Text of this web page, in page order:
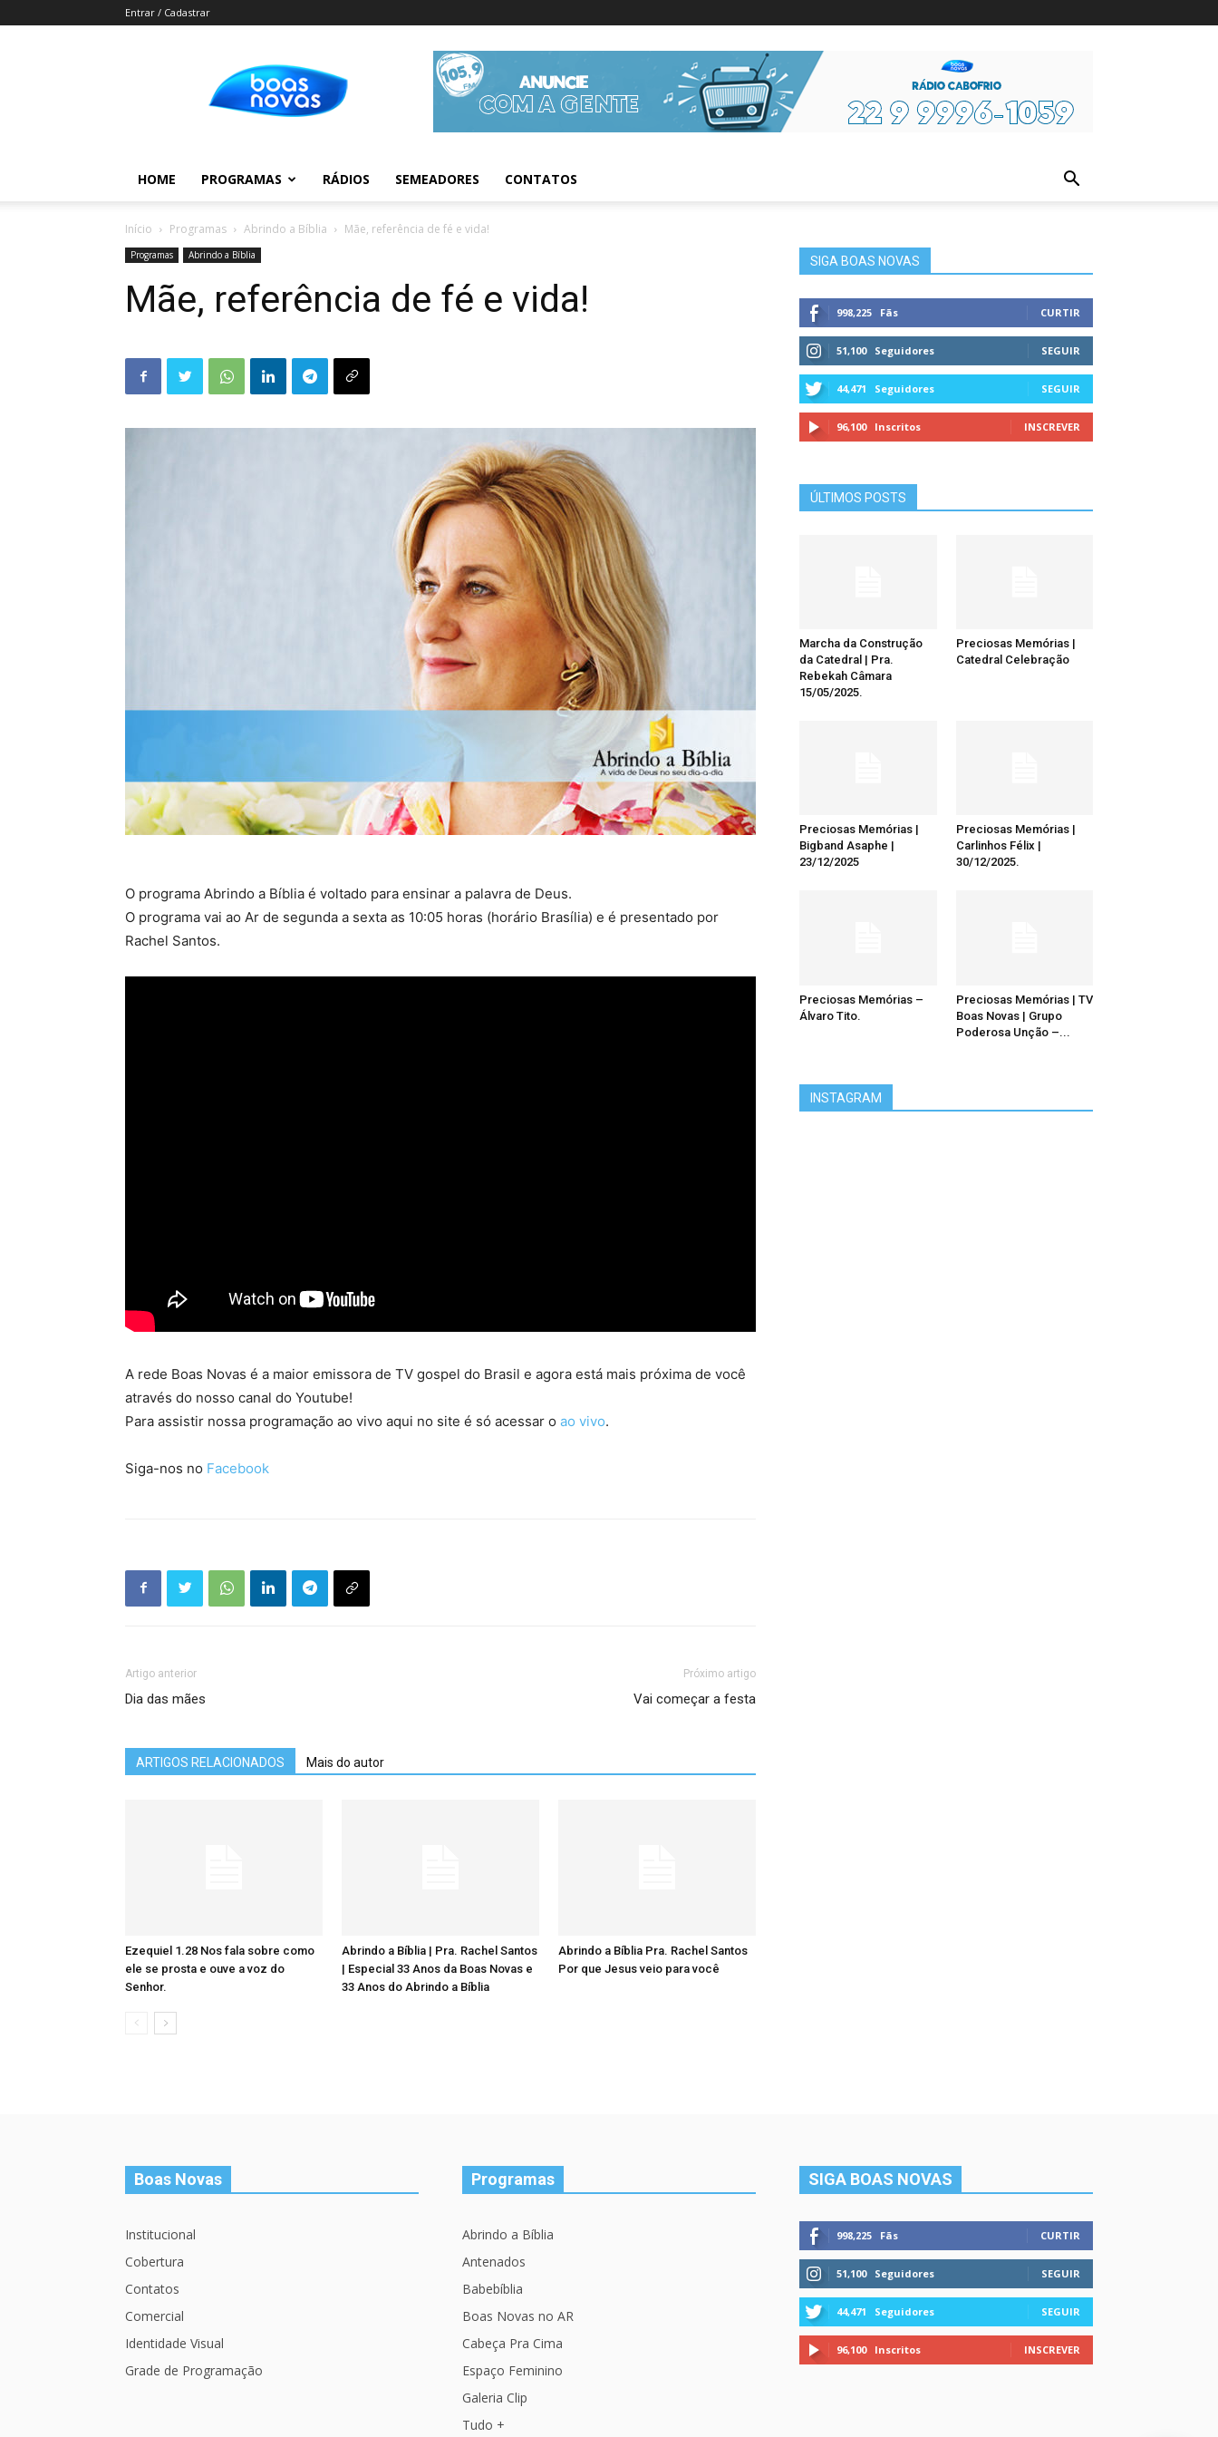
Entrar / Cadastrar
Novas
Informações da Figura
HOME PROGRAMAS RÁDIOS SEMEADORES CONTATOS
Início Programas Abrindo a Bíblia Mãe, referência de fé e vida!
Programas Abrindo a Bíblia
Mãe, referência de fé e vida!
O programa Abrindo a Bíblia é voltado para ensinar a palavra de Deus.
O programa vai ao Ar de segunda a sexta as 10:05 horas (horário Brasília) e é presentado por
Rachel Santos.
A rede Boas Novas é a maior emissora de TV gospel do Brasil e agora está mais próxima de você
através do nosso canal do Youtube!
Para assistir nossa programação ao vivo aqui no site é só acessar o ao vivo.
Siga-nos no Facebook
Artigo anterior
Dia das mães
Próximo artigo
Vai começar a festa
ARTIGOS RELACIONADOS Mais do autor
Ezequiel 1.28 Nos fala sobre como
ele se prosta e ouve a voz do
Senhor.
Abrindo a Bíblia | Pra. Rachel Santos
| Especial 33 Anos da Boas Novas e
33 Anos do Abrindo a Bíblia
Abrindo a Bíblia Pra. Rachel Santos
Por que Jesus veio para você
SIGA BOAS NOVAS
998,225 Fãs CURTIR
51,100 Seguidores SEGUIR
44,471 Seguidores SEGUIR
96,100 Inscritos INSCREVER
ÚLTIMOS POSTS
Marcha da Construção
da Catedral | Pra.
Rebekah Câmara
15/05/2025.
Preciosas Memórias |
Catedral Celebração
Preciosas Memórias |
Bigband Asaphe |
23/12/2025
Preciosas Memórias |
Carlinhos Félix |
30/12/2025.
Preciosas Memórias –
Álvaro Tito.
Preciosas Memórias | TV
Boas Novas | Grupo
Poderosa Unção –...
INSTAGRAM
Boas Novas
Institucional
Cobertura
Contatos
Comercial
Identidade Visual
Grade de Programação
Programas
Abrindo a Bíblia
Antenados
Babebíblia
Boas Novas no AR
Cabeça Pra Cima
Espaço Feminino
Galeria Clip
Tudo +
SIGA BOAS NOVAS
998,225 Fãs CURTIR
51,100 Seguidores SEGUIR
44,471 Seguidores SEGUIR
96,100 Inscritos INSCREVER